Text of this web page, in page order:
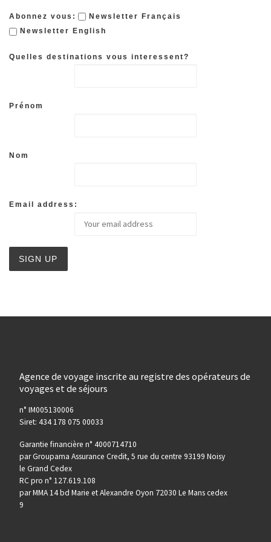
Abonnez vous:
Newsletter Français
Newsletter English
Quelles destinations vous interessent?
Prénom
Nom
Email address:
Agence de voyage inscrite au registre des opérateurs de
voyages et de séjours
n° IM005130006
Siret: 434 178 075 00033
Garantie financière n° 4000714710
par Groupama Assurance Credit, 5 rue du centre 93199 Noisy
le Grand Cedex
RC pro n° 127.619.108
par MMA 14 bd Marie et Alexandre Oyon 72030 Le Mans cedex
9